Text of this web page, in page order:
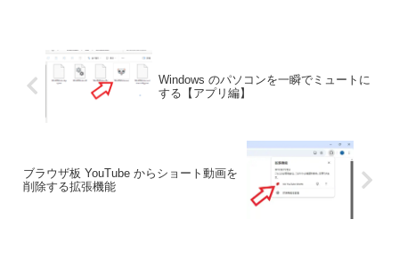
Windows のパソコンを一瞬でミュートに
する【アプリ編】
ブラウザ板 YouTube からショート動画を
削除する拡張機能